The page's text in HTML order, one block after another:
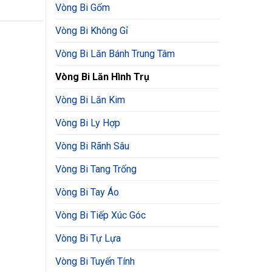
Vòng Bi Gốm
Vòng Bi Không Gỉ
Vòng Bi Lăn Bánh Trung Tâm
Vòng Bi Lăn Hình Trụ
Vòng Bi Lăn Kim
Vòng Bi Ly Hợp
Vòng Bi Rãnh Sâu
Vòng Bi Tang Trống
Vòng Bi Tay Áo
Vòng Bi Tiếp Xúc Góc
Vòng Bi Tự Lựa
Vòng Bi Tuyến Tính